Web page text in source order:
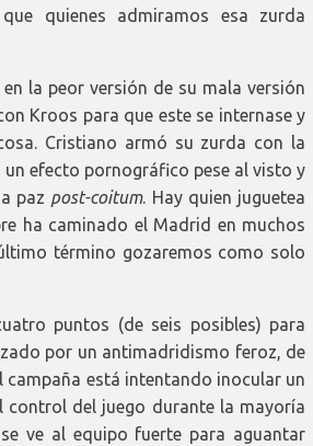
quienes admiramos esa zurda
la peor versión de su mala versión
Kroos para que este se internase y
Cristiano armó su zurda con la
efecto pornográfico pese al visto y
paz post-coitum. Hay quien juguetea
ha caminado el Madrid en muchos
término gozaremos como solo
puntos (de seis posibles) para
por un antimadridismo feroz, de
campaña está intentando inocular un
control del juego durante la mayoría
ve al equipo fuerte para aguantar